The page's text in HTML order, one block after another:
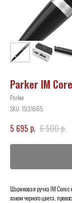
Parker IM
Parker
SKU:1931665
5 695 р. 6 500р.
Шариковая ручка IM Core
лаком черного цвета,